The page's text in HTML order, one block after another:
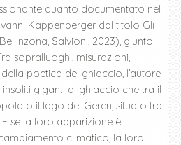
quanto documentato nel
Kappenberger dal titolo Gli
Salvioni, 2023), giunto
sopralluoghi, misurazioni,
poetica del ghiaccio, l’autore
giganti di ghiaccio che tra il
il lago del Geren, situato tra
se la loro apparizione è
climatico, la loro